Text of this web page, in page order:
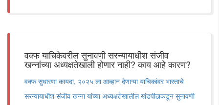
वक्फ याचिकेवरील सुनावणी सरन्यायाधीश संजीव
खन्नांच्या अध्यक्षतेखाली होणार नाही? काय आहे कारण?
वक्फ सुधारणा कायदा, २०२५ ला आव्हान देणाऱ्या याचिकांवर भारताचे
सरन्यायाधीश संजीव खन्ना यांच्या अध्यक्षतेखालील खंडपीठाकडून सुनावणी